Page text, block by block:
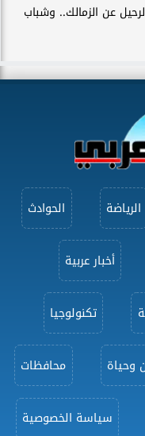
عن الزمالك.. وشباب
الرياضة الحوادث
أخبار عربية
تكنولوجيا
وحياة محافظات
سياسة الخصوصية